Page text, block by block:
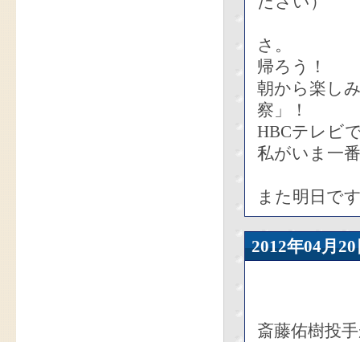
さ。
帰ろう！
朝から楽し
察」！
HBCテレビ
私がいま一
また明日で
2012年04
斎藤佑樹投